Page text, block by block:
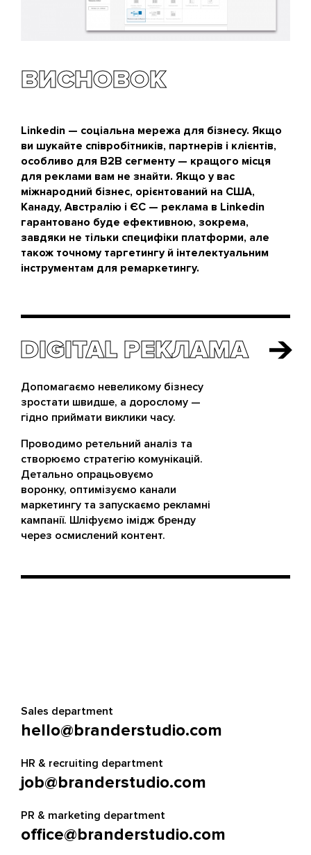
ВИСНОВОК
Linkedin — соціальна мережа для бізнесу. Якщо
ви шукайте співробітників, партнерів і клієнтів,
особливо для B2B сегменту — кращого місця
для реклами вам не знайти. Якщо у вас
міжнародний бізнес, орієнтований на США,
Канаду, Австралію і ЄС — реклама в Linkedin
гарантовано буде ефективною, зокрема,
завдяки не тільки специфіки платформи, але
також точному таргетингу й інтелектуальним
інструментам для ремаркетингу.
DIGITAL РЕКЛАМА
DIGITAL РЕКЛАМА
Допомагаємо невеликому бізнесу
зростати швидше, а дорослому —
гідно приймати виклики часу.
Проводимо ретельний аналіз та
створюємо стратегію комунікацій.
Детально опрацьовуємо
воронку, оптимізуємо канали
маркетингу та запускаємо рекламні
кампанії. Шліфуємо імідж бренду
через осмислений контент.
Sales department
hello@branderstudio.com
HR & recruiting department
job@branderstudio.com
PR & marketing department
office@branderstudio.com